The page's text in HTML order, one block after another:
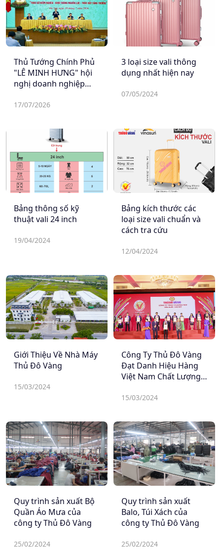
Thủ Tướng Chính Phủ
"LÊ MINH HƯNG" hội
nghị doanh nghiệp
NGHẼN - KHƠI THÔNG
ĐẨY TĂNG TRƯỞNG"
17/07/2026
3 loại size vali thông
dụng nhất hiện nay
07/05/2024
Bảng thông số kỹ
thuật vali 24 inch
19/04/2024
Bảng kích thước các
loại size vali chuẩn và
cách tra cứu
12/04/2024
Giới Thiệu Về Nhà Máy
Thủ Đô Vàng
15/03/2024
Công Ty Thủ Đô Vàng
Đạt Danh Hiệu Hàng
Việt Nam Chất Lượng
Liên Tiếp
15/03/2024
Quy trình sản xuất Bộ
Quần Áo Mưa của
công ty Thủ Đô Vàng
25/02/2024
Quy trình sản xuất
Balo, Túi Xách của
công ty Thủ Đô Vàng
25/02/2024